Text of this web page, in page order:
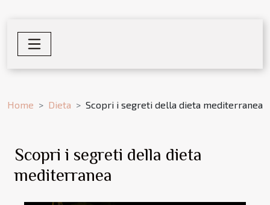
Home Dieta Scopri i segreti della dieta mediterranea
Scopri i segreti della dieta
mediterranea